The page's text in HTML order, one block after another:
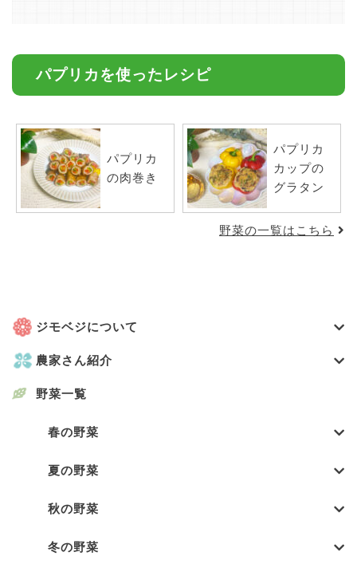
パプリカを使ったレシピ
パプリカ
の肉巻き
パプリカ
カップの
グラタン
野菜の一覧はこちら
ジモベジについて
農家さん紹介
野菜一覧
春の野菜
夏の野菜
秋の野菜
冬の野菜